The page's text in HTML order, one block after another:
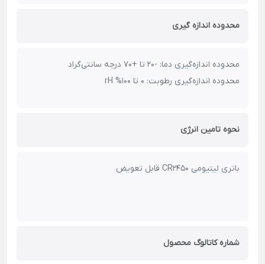
محدوده اندازه گیری
محدوده اندازه‌گیری دما: -20 تا +70 درجه سانتی‌گراد
محدوده اندازه‌گیری رطوبت: 0 تا 100% rH
نحوه تامین انرژی
باتری لیتیومی CR2450 قابل تعویض
شماره کاتالوگ محصول